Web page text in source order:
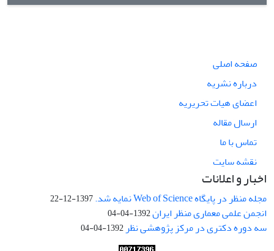
صفحه اصلی
درباره نشریه
اعضای هیات تحریریه
ارسال مقاله
تماس با ما
نقشه سایت
اخبار و اعلانات
مجله منظر در پایگاه Web of Science نمایه شد. 1397-12-22
انجمن علمی معماری منظر ایران1392-04-04
سه دوره دکتری در مرکز پژوهشی نظر 1392-04-04